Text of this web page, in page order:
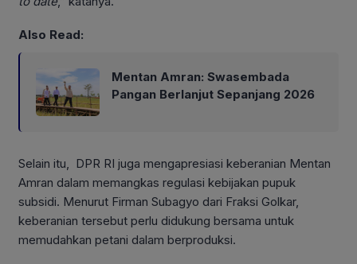
Also Read:
Mentan Amran: Swasembada
Pangan Berlanjut Sepanjang 2026
Selain itu, DPR RI juga mengapresiasi keberanian Mentan
Amran dalam memangkas regulasi kebijakan pupuk
subsidi. Menurut Firman Subagyo dari Fraksi Golkar,
keberanian tersebut perlu didukung bersama untuk
memudahkan petani dalam berproduksi.